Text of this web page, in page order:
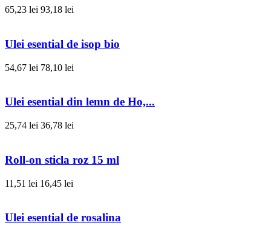
65,23 lei 93,18 lei
Ulei esential de isop bio
54,67 lei 78,10 lei
Ulei esential din lemn de Ho,...
25,74 lei 36,78 lei
Roll-on sticla roz 15 ml
11,51 lei 16,45 lei
Ulei esential de rosalina